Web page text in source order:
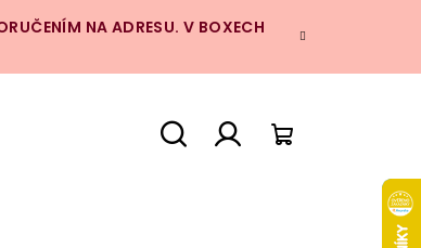
NA ADRESU. V BOXECH